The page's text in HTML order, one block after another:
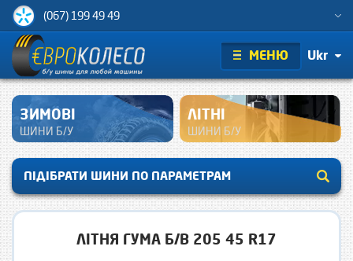
(067) 199 49 49
МЕНЮ Ukr
ЗИМОВІ
ШИНИ Б/У
ЛІТНІ
ШИНИ Б/У
ПІДІБРАТИ ШИНИ ПО ПАРАМЕТРАМ
ЛІТНЯ ГУМА Б/В 205 45 R17